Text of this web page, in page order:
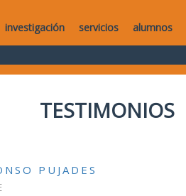
investigación servicios alumnos
TESTIMONIOS
PUJADES